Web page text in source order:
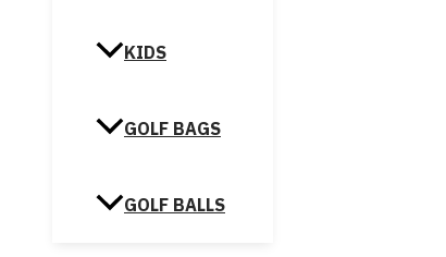
KIDS
GOLF BAGS
GOLF BALLS